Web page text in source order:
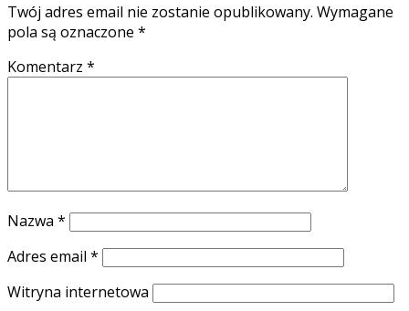
Twój adres email nie zostanie opublikowany. Wymagane
pola są oznaczone *
Komentarz *
Nazwa *
Adres email *
Witryna internetowa